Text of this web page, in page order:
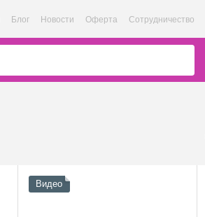
Блог Новости Оферта Сотрудничество
Видео